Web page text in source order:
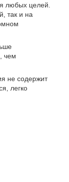
любых целей.
так и на
чем
не содержит
легко